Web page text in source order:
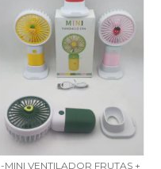
-MINI VENTILADOR FRUTAS +